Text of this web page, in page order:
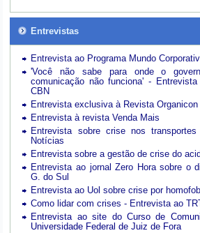
Entrevistas
Entrevista ao Programa Mundo
'Você não sabe para onde o
comunicação não funciona' -
CBN
Entrevista exclusiva à Revista Organicon
Entrevista à revista Venda Mais
Entrevista sobre crise nos
Notícias
Entrevista sobre a gestão de crise do
Entrevista ao jornal Zero Hora sobre o
G. do Sul
Entrevista ao Uol sobre crise por
Como lidar com crises - Entrevista ao
Entrevista ao site do Curso de
Universidade Federal de Juiz de Fora